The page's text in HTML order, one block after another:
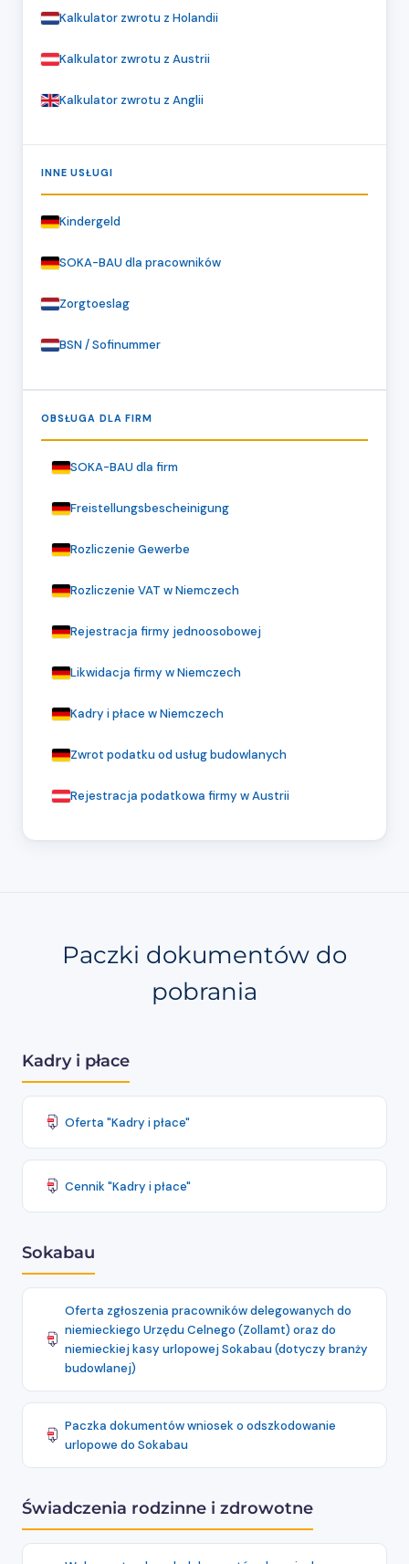
Kalkulator zwrotu z Holandii
Kalkulator zwrotu z Austrii
Kalkulator zwrotu z Anglii
INNE USŁUGI
Kindergeld
SOKA-BAU dla pracowników
Zorgtoeslag
BSN / Sofinummer
OBSŁUGA DLA FIRM
SOKA-BAU dla firm
Freistellungsbescheinigung
Rozliczenie Gewerbe
Rozliczenie VAT w Niemczech
Rejestracja firmy jednoosobowej
Likwidacja firmy w Niemczech
Kadry i płace w Niemczech
Zwrot podatku od usług budowlanych
Rejestracja podatkowa firmy w Austrii
Paczki dokumentów do
pobrania
Kadry i płace
Oferta "Kadry i płace"
Cennik "Kadry i płace"
Sokabau
Oferta zgłoszenia pracowników delegowanych do
niemieckiego Urzędu Celnego (Zollamt) oraz do
niemieckiej kasy urlopowej Sokabau (dotyczy branży
budowlanej)
Paczka dokumentów wniosek o odszkodowanie
urlopowe do Sokabau
Świadczenia rodzinne i zdrowotne